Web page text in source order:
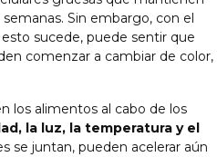
Sin embargo, con el
sucede, puede sentir que
comenzar a cambiar de color,
los alimentos al cabo de los
la luz, la temperatura y el
se juntan, pueden acelerar aún